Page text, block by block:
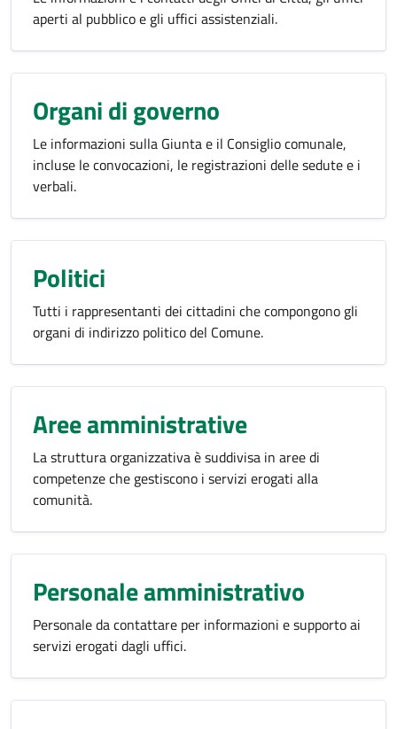
aperti al pubblico e gli uffici assistenziali.
Organi di governo
Le informazioni sulla Giunta e il Consiglio comunale,
incluse le convocazioni, le registrazioni delle sedute e i
verbali.
Politici
Tutti i rappresentanti dei cittadini che compongono gli
organi di indirizzo politico del Comune.
Aree amministrative
La struttura organizzativa è suddivisa in aree di
competenze che gestiscono i servizi erogati alla
comunità.
Personale amministrativo
Personale da contattare per informazioni e supporto ai
servizi erogati dagli uffici.